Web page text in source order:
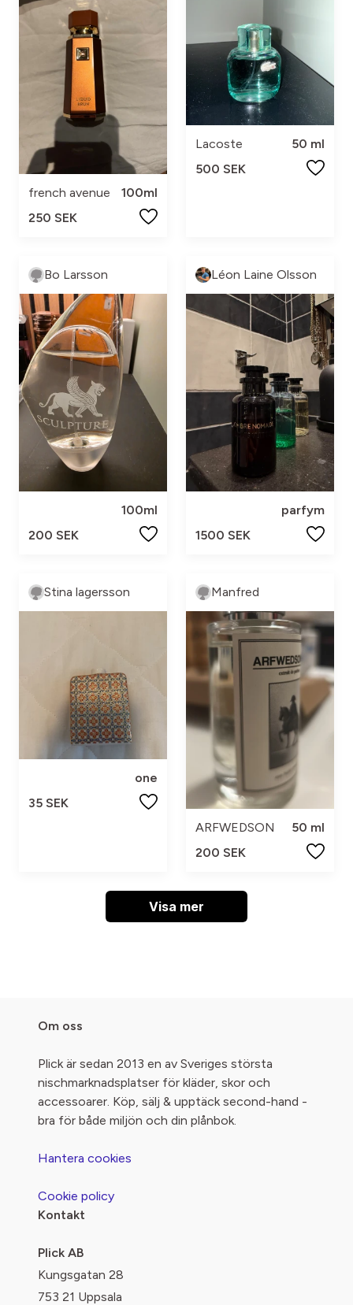
french avenue
100ml
250 SEK
Lacoste
50 ml
500 SEK
Bo Larsson
100ml
200 SEK
Léon Laine Olsson
parfym
1500 SEK
Stina lagersson
one
35 SEK
Manfred
ARFWEDSON
50 ml
200 SEK
Visa mer
Om oss
Plick är sedan 2013 en av Sveriges största
nischmarknadsplatser för kläder, skor och
accessoarer. Köp, sälj & upptäck second-hand -
bra för både miljön och din plånbok.
Hantera cookies
Cookie policy
Kontakt
Plick AB
Kungsgatan 28
753 21 Uppsala